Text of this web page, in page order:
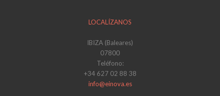
LOCALÍZANOS
IBIZA (Baleares)
07800
Teléfono:
+34 627 02 88 38
info@einova.es